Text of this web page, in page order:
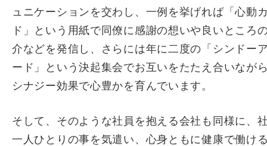
ュニケーションを交わし、一例を挙げれば「心動
ド」という用紙で同僚に感謝の想いや良いところ
介などを発信し、さらには年に二度の「シンドー
ード」という決起集会でお互いをたたえ合いなが
シナジー効果で心豊かを育んでいます。
そして、そのような社員を抱える会社も同様に、
一人ひとりの事を気遣い、心身ともに健康で働け